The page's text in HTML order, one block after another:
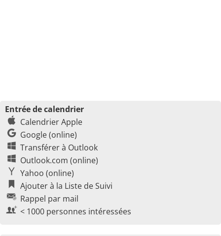
Entrée de calendrier
Calendrier Apple
Google (online)
Transférer à Outlook
Outlook.com (online)
Yahoo (online)
Ajouter à la Liste de Suivi
Rappel par mail
< 1000 personnes intéressées